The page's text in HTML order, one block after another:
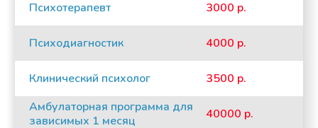
Психотерапевт 3000 р.
Психодиагностик 4000 р.
Клинический психолог
3500 р.
Амбулаторная программа для
зависимых 1 месяц
40000 р.